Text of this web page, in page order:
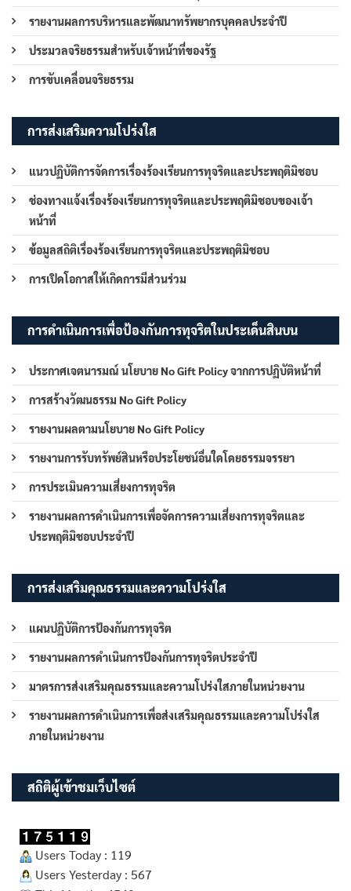
รายงานผลการบริหารและพัฒนาทรัพยากรบุคคลประจำปี
ประมวลจริยธรรมสำหรับเจ้าหน้าที่ของรัฐ
การขับเคลื่อนจริยธรรม
การส่งเสริมความโปร่งใส
แนวปฏิบัติการจัดการเรื่องร้องเรียนการทุจริตและประพฤติมิชอบ
ช่องทางแจ้งเรื่องร้องเรียนการทุจริตและประพฤติมิชอบของเจ้า
หน้าที่
ข้อมูลสถิติเรื่องร้องเรียนการทุจริตและประพฤติมิชอบ
การเปิดโอกาสให้เกิดการมีส่วนร่วม
การดำเนินการเพื่อป้องกันการทุจริตในประเด็นสินบน
ประกาศเจตนารมณ์ นโยบาย No Gift Policy จากการปฏิบัติหน้าที่
การสร้างวัฒนธรรม No Gift Policy
รายงานผลตามนโยบาย No Gift Policy
รายงานการรับทรัพย์สินหรือประโยชน์อื่นใดโดยธรรมจรรยา
การประเมินความเสี่ยงการทุจริต
รายงานผลการดำเนินการเพื่อจัดการความเสี่ยงการทุจริตและ
ประพฤติมิชอบประจำปี
การส่งเสริมคุณธรรมและความโปร่งใส
แผนปฏิบัติการป้องกันการทุจริต
รายงานผลการดำเนินการป้องกันการทุจริตประจำปี
มาตรการส่งเสริมคุณธรรมและความโปร่งใสภายในหน่วยงาน
รายงานผลการดำเนินการเพื่อส่งเสริมคุณธรรมและความโปร่งใส
ภายในหน่วยงาน
สถิติผู้เข้าชมเว็บไซต์
Users Today : 119
Users Yesterday : 567